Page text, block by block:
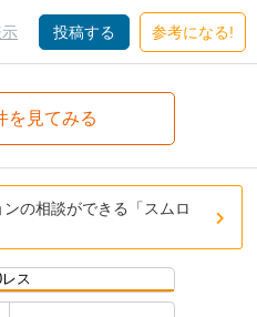
投稿する 参考になる!
を見てみる
の相談ができる「スムロ
ス